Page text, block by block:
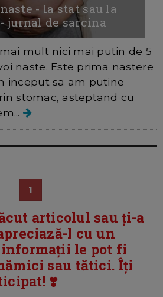
- la stat sau la
jurnal de sarcina
mult nici mai putin de 5
naste. Este prima nastere
inceput sa am putine
stomac, asteptand cu
1
articolul sau ți-a
l cu un
informații le pot fi
sau tătici. Îți
❣️